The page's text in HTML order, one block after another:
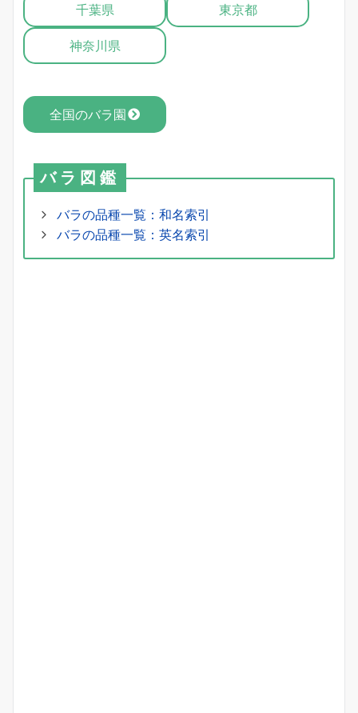
千葉県 東京都
神奈川県
全国のバラ園
バラ図鑑
バラの品種一覧：和名索引
バラの品種一覧：英名索引